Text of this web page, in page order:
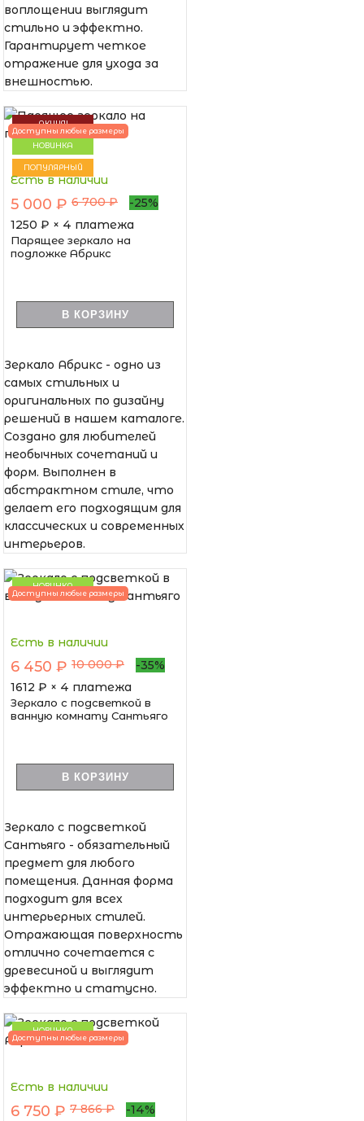
воплощении выглядит
стильно и эффектно.
Гарантирует четкое
отражение для ухода за
внешностью.
АКЦИЯ!
НОВИНКА
ПОПУЛЯРНЫЙ
Доступны любые размеры
Есть в наличии
5 000 ₽ 6 700 ₽
-25%
1250 ₽ × 4 платежа
Парящее зеркало на
подложке Абрикс
В КОРЗИНУ
Зеркало Абрикс - одно из
самых стильных и
оригинальных по дизайну
решений в нашем каталоге.
Создано для любителей
необычных сочетаний и
форм. Выполнен в
абстрактном стиле, что
делает его подходящим для
классических и современных
интерьеров.
НОВИНКА
Доступны любые размеры
Есть в наличии
6 450 ₽ 10 000 ₽
-35%
1612 ₽ × 4 платежа
Зеркало с подсветкой в
ванную комнату Сантьяго
В КОРЗИНУ
Зеркало с подсветкой
Сантьяго - обязательный
предмет для любого
помещения. Данная форма
подходит для всех
интерьерных стилей.
Отражающая поверхность
отлично сочетается с
древесиной и выглядит
эффектно и статусно.
НОВИНКА
Доступны любые размеры
Есть в наличии
6 750 ₽ 7 866 ₽
-14%